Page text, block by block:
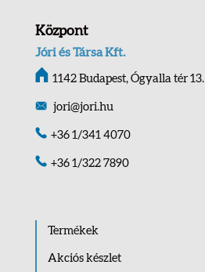
Központ
Jóri és Társa Kft.
1142 Budapest, Ógyalla tér 13.
jori@jori.hu
+36 1/341 4070
+36 1/322 7890
Termékek
Akciós készlet